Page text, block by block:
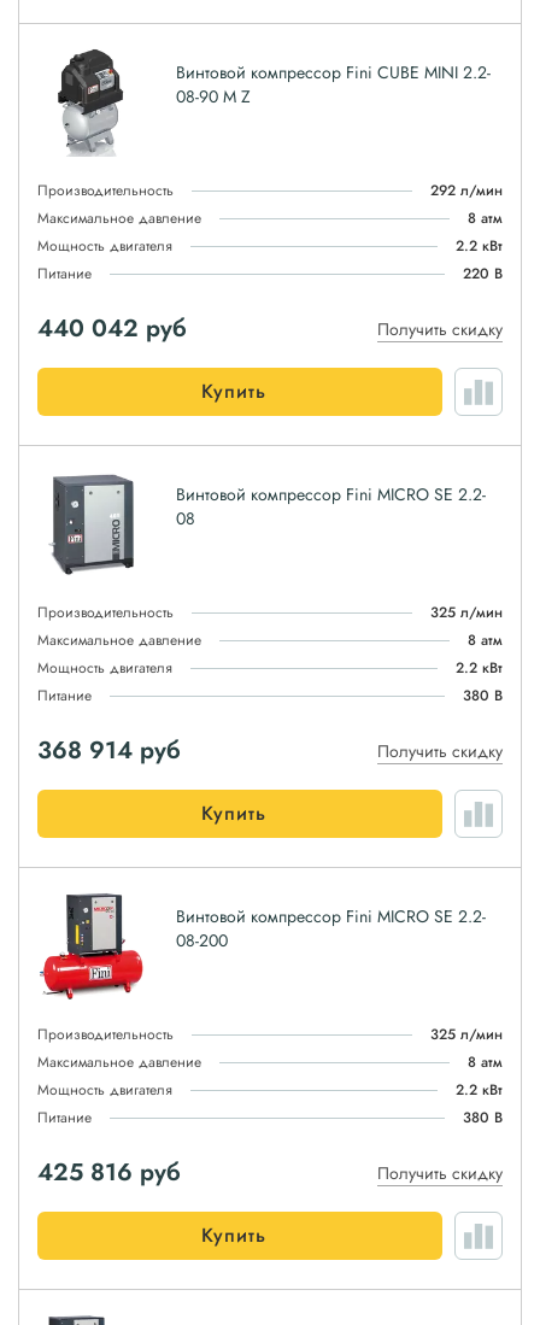
Винтовой компрессор Fini CUBE MINI 2.2-
08-90 M Z
Производительность
292 л/мин
Максимальное давление
8 атм
Мощность двигателя
2.2 кВт
Питание
220 В
440 042 руб Получить скидку
Купить
Винтовой компрессор Fini MICRO SE 2.2-
08
Производительность
325 л/мин
Максимальное давление
8 атм
Мощность двигателя
2.2 кВт
Питание
380 В
368 914 руб Получить скидку
Купить
Винтовой компрессор Fini MICRO SE 2.2-
08-200
Производительность
325 л/мин
Максимальное давление
8 атм
Мощность двигателя
2.2 кВт
Питание
380 В
425 816 руб Получить скидку
Купить